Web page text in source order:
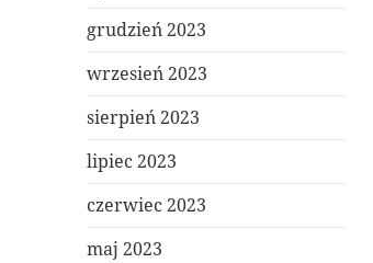
grudzień 2023
wrzesień 2023
sierpień 2023
lipiec 2023
czerwiec 2023
maj 2023